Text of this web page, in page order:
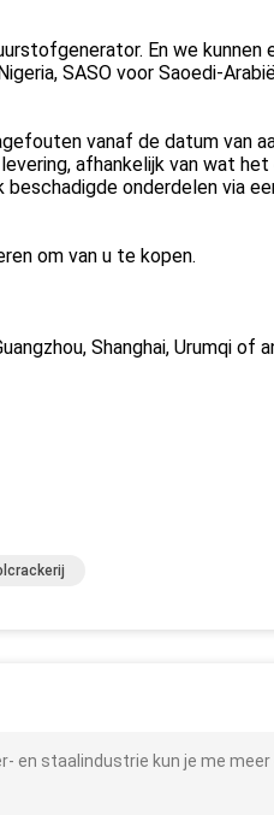
En we kunnen
SASO voor Saoedi-
vanaf de datum van
afhankelijk van wat
onderdelen via
om van u te kopen.
Shanghai, Urumqi of
en staalindustrie kun je me